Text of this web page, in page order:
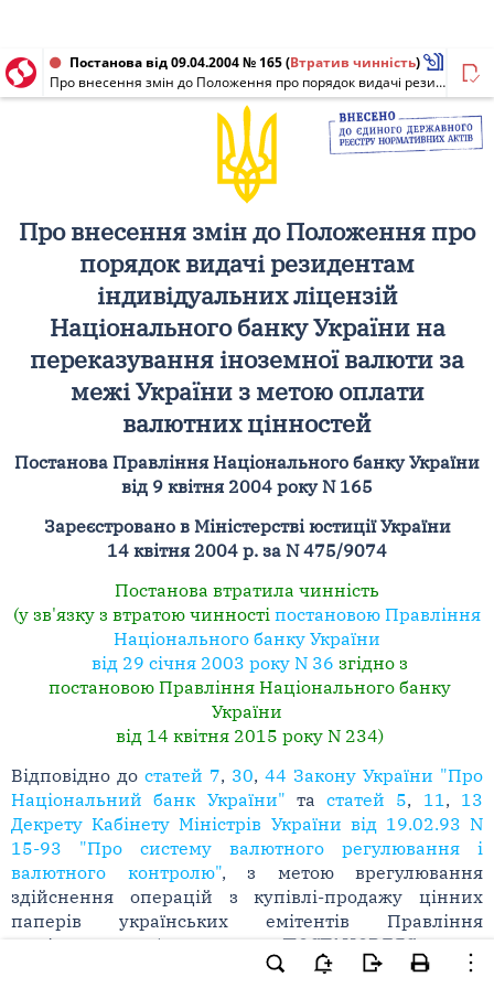
Постанова від 09.04.2004 № 165(Втратив чинність)
Про внесення змін до Положення про порядок видачі резидентам індивідуальних ліцензій Національного банку України на переказування іноземної валюти за межі України з метою оплати валютних цінностей